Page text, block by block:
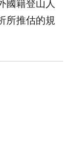
國籍登山人
所推估的規